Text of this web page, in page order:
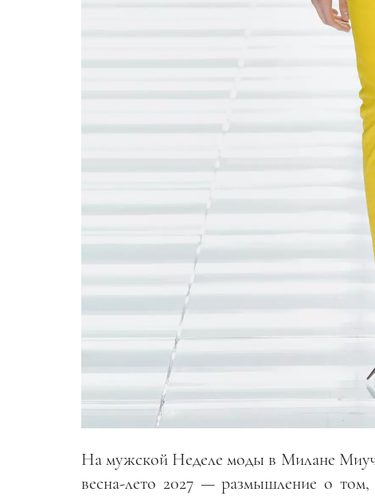
На мужской Неделе моды в Милане
весна-лето 2027 — размышление о том,